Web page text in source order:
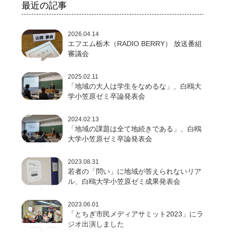
最近の記事
2026.04.14
エフエム栃木（RADIO BERRY） 放送番組
審議会
2025.02.11
「地域の大人は学生をなめるな」、白鴎大
学小笠原ゼミ卒論発表会
2024.02.13
「地域の課題は全て地続きである」、白鴎
大学小笠原ゼミ卒論発表会
2023.08.31
若者の「問い」に地域が答えられないリア
ル、白鴎大学小笠原ゼミ成果発表会
2023.06.01
「とちぎ市民メディアサミット2023」にラ
ジオ出演しました